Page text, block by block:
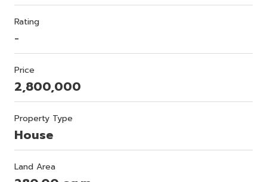
Rating
-
Price
2,800,000
Property Type
House
Land Area